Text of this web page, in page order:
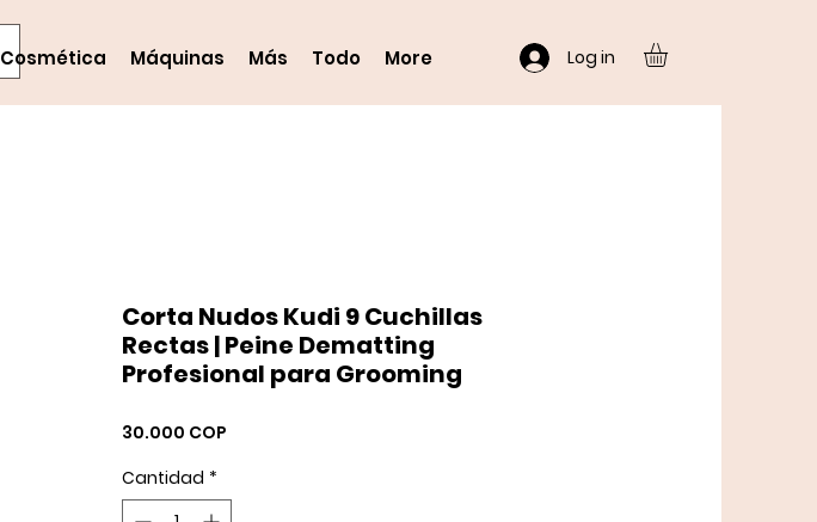
Cosmética Máquinas Más Todo More Log in
Corta Nudos Kudi 9 Cuchillas
Rectas | Peine Dematting
Profesional para Grooming
30.000 COP
Cantidad *